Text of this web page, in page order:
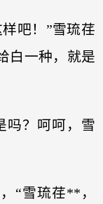
吧！”雪琉荏
白一种，就是
吗？呵呵，雪
“雪琉荏**，